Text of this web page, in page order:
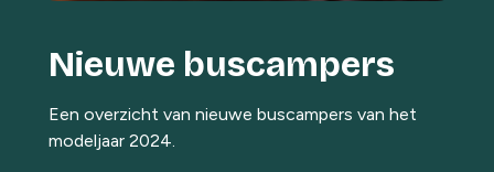
Nieuwe buscampers
Een overzicht van nieuwe buscampers van het
modeljaar 2024.